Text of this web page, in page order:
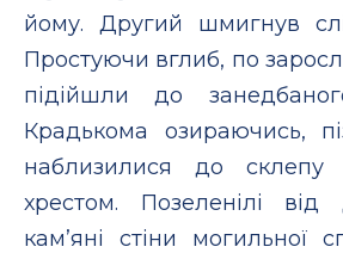
йому. Другий шмигнув
Простуючи вглиб, по
підійшли до
Крадькома озираючись,
наблизилися до склепу
хрестом. Позеленілі
кам’яні стіни могильної